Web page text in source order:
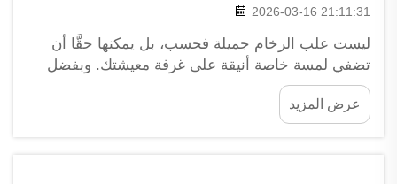
2026-03-16 21:11:31
ليست علب الرخام جميلة فحسب، بل يمكنها حقًّا أن
تضفي لمسة خاصة أنيقة على غرفة معيشتك. وبفضل
سطحها اللامع ومظهرها الأنيق، فهي تساعدك على
تنظيم الأغراض مع جعل كل شيء يبدو أكثر أناقة.
ويمكنك العثور على العديد من أنواع علب الرخام التي
عرض المزيد